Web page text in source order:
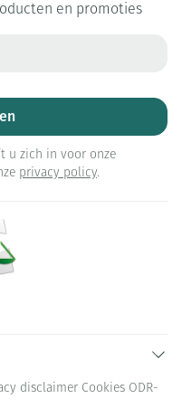
en promoties
u zich in voor onze
privacy policy.
disclaimer Cookies ODR-